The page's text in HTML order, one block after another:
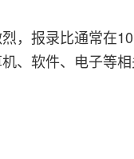
，报录比通常在
、软件、电子等